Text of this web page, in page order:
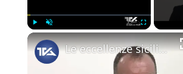
Le eccellenze siciliane al Macfrut 2025